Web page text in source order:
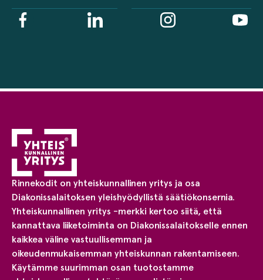
Rinnekodit on yhteiskunnallinen yritys ja osa
Diakonissalaitoksen yleishyödyllistä säätiökonsernia.
Yhteiskunnallinen yritys -merkki kertoo siitä, että
kannattava liiketoiminta on Diakonissalaitokselle ennen
kaikkea väline vastuullisemman ja
oikeudenmukaisemman yhteiskunnan rakentamiseen.
Käytämme suurimman osan tuotostamme